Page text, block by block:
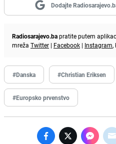
Dodajte
Radiosarajevo.bapratite putem
mreža Twitter | Facebook | Instagram,
#Danska #Christian Eriksen
#Europsko prvenstvo